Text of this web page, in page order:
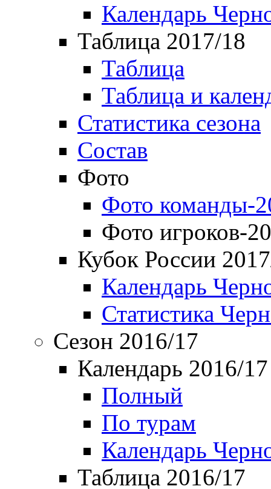
Календарь
Таблица 2017/18
Таблица
Таблица и
Статистика сезона
Состав
Фото
Фото команды-
Фото игроков-
Кубок России
Календарь
Статистика
Сезон 2016/17
Календарь 2016/17
Полный
По турам
Календарь
Таблица 2016/17